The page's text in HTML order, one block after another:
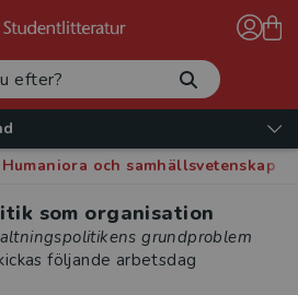
Humaniora och samhällsvetenskap
som organisation
grundproblem
följande arbetsdag